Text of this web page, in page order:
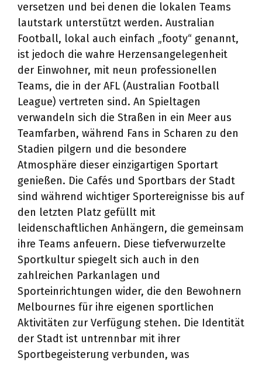
versetzen und bei denen die lokalen Teams
lautstark unterstützt werden. Australian
Football, lokal auch einfach „footy“ genannt,
ist jedoch die wahre Herzensangelegenheit
der Einwohner, mit neun professionellen
Teams, die in der AFL (Australian Football
League) vertreten sind. An Spieltagen
verwandeln sich die Straßen in ein Meer aus
Teamfarben, während Fans in Scharen zu den
Stadien pilgern und die besondere
Atmosphäre dieser einzigartigen Sportart
genießen. Die Cafés und Sportbars der Stadt
sind während wichtiger Sportereignisse bis auf
den letzten Platz gefüllt mit
leidenschaftlichen Anhängern, die gemeinsam
ihre Teams anfeuern. Diese tiefverwurzelte
Sportkultur spiegelt sich auch in den
zahlreichen Parkanlagen und
Sporteinrichtungen wider, die den Bewohnern
Melbournes für ihre eigenen sportlichen
Aktivitäten zur Verfügung stehen. Die Identität
der Stadt ist untrennbar mit ihrer
Sportbegeisterung verbunden, was